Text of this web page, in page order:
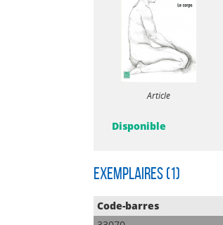
Article
Disponible
Exemplaires (1)
Code-barres